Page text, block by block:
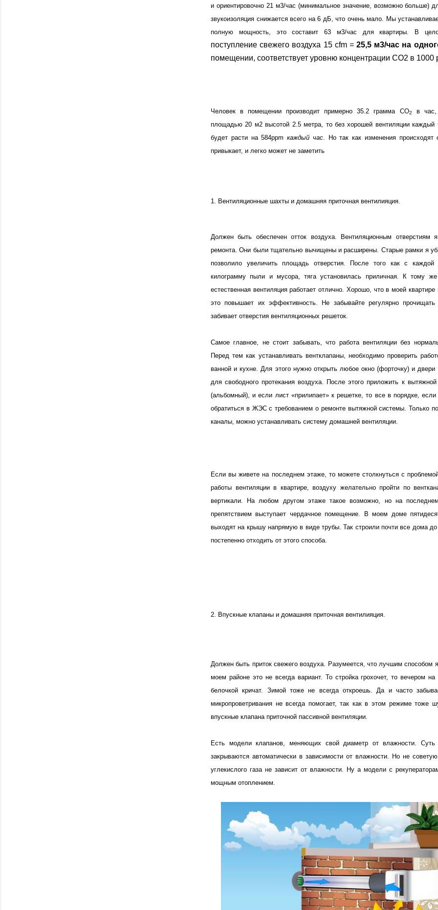
и ориентировочно 21 м3/час (минимальное значение, возможно больше)
звукоизоляция снижается всего на 6 дБ, что очень мало. Мы
полную мощность, это составит 63 м3/час для квартиры. В
поступление свежего воздуха 15 cfm = 25,5 м3/час на
помещении, соответствует уровню концентрации CO2 в 1000
Человек в помещении производит примерно 35.2 грамма CO2
в час,
площадью 20 м2 высотой 2.5 метра, то без хорошей вентиляции каждый
будет расти на 584ppm каждый час. Но так как изменения
привыкает, и легко может не заметить
1. Вентиляционные шахты и домашняя приточная вентилияция.
Должен быть обеспечен отток воздуха. Вентиляционным
ремонта. Они были тщательно вычищены и расширены. Старые рамки я
позволило увеличить площадь отверстия. После того как с
килограмму пыли и мусора, тяга установилась приличная. К тому
естественная вентиляция работает отлично. Хорошо, что в моей
это повышает их эффективность. Не забывайте регулярно
забивает отверстия вентиляционных решеток.
Самое главное, не стоит забывать, что работа вентиляции без
Перед тем как устанавливать вентклапаны, необходимо проверить
ванной и кухне. Для этого нужно открыть любое окно (форточку) и
для свободного протекания воздуха. После этого приложить к
(альбомный), и если лист «прилипает» к решетке, то все в порядке,
обратиться в ЖЭС с требованием о ремонте вытяжной системы. Только
каналы, можно устанавливать систему домашней вентиляции.
Если вы живете на последнем этаже, то можете столкнуться с
работы вентиляции в квартире, воздуху желательно пройти по
вертикали. На любом другом этаже такое возможно, но на
препятствием выступает чердачное помещение. В моем доме
выходят на крышу напрямую в виде трубы. Так строили почти все дома
постепенно отходить от этого способа.
2. Впускные клапаны и домашняя приточная вентилияция.
Должен быть приток свежего воздуха. Разумеется, что лучшим способом
моем районе это не всегда вариант. То стройка грохочет, то вечером
белочкой кричат. Зимой тоже не всегда откроешь. Да и часто
микропроветривания не всегда помогает, так как в этом режиме тоже
впускные клапана приточной пассивной вентиляции.
Есть модели клапанов, меняющих свой диаметр от влажности.
закрываются автоматически в зависимости от влажности. Но не
углекислого газа не зависит от влажности. Ну а модели с
мощным отоплением.